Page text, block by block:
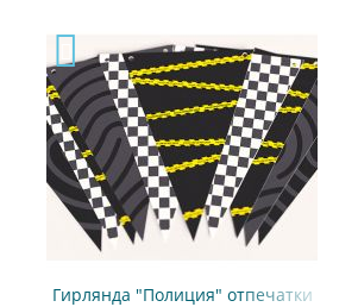
Гирлянда "Полиция" отпечатки